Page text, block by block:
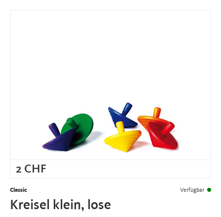
2 CHF
Classic Verfügbar
Kreisel klein, lose